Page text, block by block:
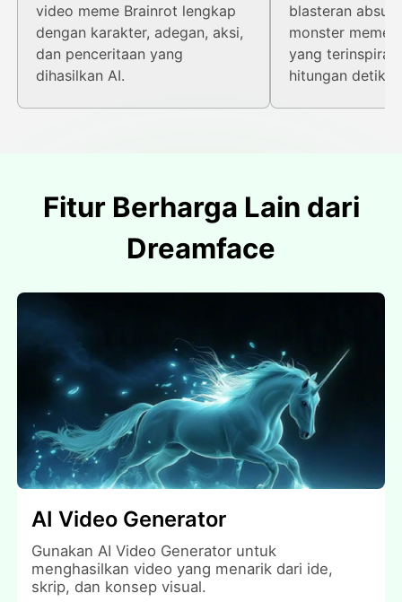
video meme Brainrot lengkap
dengan karakter, adegan, aksi,
dan penceritaan yang
dihasilkan AI.
blasteran
monster meme,
yang
hitungan detik.
Fitur Berharga Lain dari
Dreamface
AI Video Generator
Gunakan AI Video Generator untuk
menghasilkan video yang menarik dari ide,
skrip, dan konsep visual.